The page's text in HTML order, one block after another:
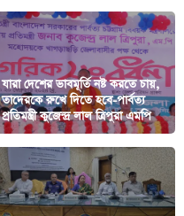
যারা দেশের ভাবমূর্তি নষ্ট করতে চায়,
তাদেরকে রুখে দিতে হবে-পার্বত্য
প্রতিমন্ত্রী কুজেন্দ্র লাল ত্রিপুরা এমপি